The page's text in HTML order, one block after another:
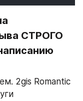
СТРОГО
2gis Romantic